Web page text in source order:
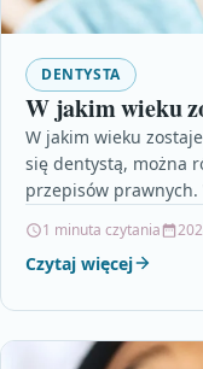
DENTYSTA
W jakim wieku
W jakim wieku
się dentystą, można
przepisów prawnych.
1 minuta czytania
Czytaj więcej